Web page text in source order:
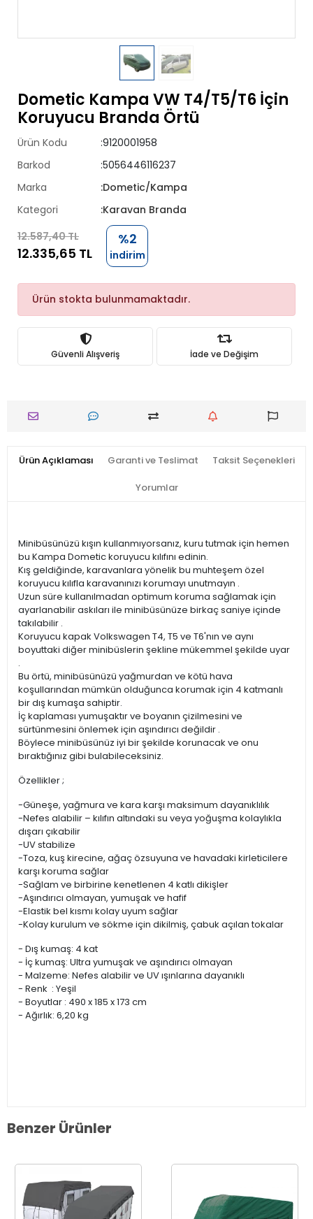
Dometic Kampa VW T4/T5/T6 İçin
Koruyucu Branda Örtü
Ürün Kodu
:9120001958
Barkod
:5056446116237
Marka
:Dometic/Kampa
Kategori
:Karavan Branda
12.587,40 TL
12.335,65 TL
%2
indirim
Ürün stokta bulunmamaktadır.
Güvenli Alışveriş İade ve Değişim
Ürün Açıklaması Garanti ve Teslimat Taksit Seçenekleri
Yorumlar
Minibüsünüzü kışın kullanmıyorsanız, kuru tutmak için hemen
bu Kampa Dometic koruyucu kılıfını edinin.
Kış geldiğinde, karavanlara yönelik bu muhteşem özel
koruyucu kılıfla karavanınızı korumayı unutmayın .
Uzun süre kullanılmadan optimum koruma sağlamak için
ayarlanabilir askıları ile minibüsünüze birkaç saniye içinde
takılabilir .
Koruyucu kapak Volkswagen T4, T5 ve T6'nın ve aynı
boyuttaki diğer minibüslerin şekline mükemmel şekilde uyar
.
Bu örtü, minibüsünüzü yağmurdan ve kötü hava
koşullarından mümkün olduğunca korumak için 4 katmanlı
bir dış kumaşa sahiptir.
İç kaplaması yumuşaktır ve boyanın çizilmesini ve
sürtünmesini önlemek için aşındırıcı değildir .
Böylece minibüsünüz iyi bir şekilde korunacak ve onu
bıraktığınız gibi bulabileceksiniz.
Özellikler ;
-Güneşe, yağmura ve kara karşı maksimum dayanıklılık
-Nefes alabilir – kılıfın altındaki su veya yoğuşma kolaylıkla
dışarı çıkabilir
-UV stabilize
-Toza, kuş kirecine, ağaç özsuyuna ve havadaki kirleticilere
karşı koruma sağlar
-Sağlam ve birbirine kenetlenen 4 katlı dikişler
-Aşındırıcı olmayan, yumuşak ve hafif
-Elastik bel kısmı kolay uyum sağlar
-Kolay kurulum ve sökme için dikilmiş, çabuk açılan tokalar
- Dış kumaş: 4 kat
- İç kumaş: Ultra yumuşak ve aşındırıcı olmayan
- Malzeme: Nefes alabilir ve UV ışınlarına dayanıklı
- Renk : Yeşil
- Boyutlar : 490 x 185 x 173 cm
- Ağırlık: 6,20 kg
Benzer Ürünler